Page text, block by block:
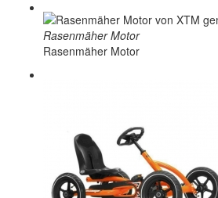
Rasenmäher Motor
Rasenmäher Motor